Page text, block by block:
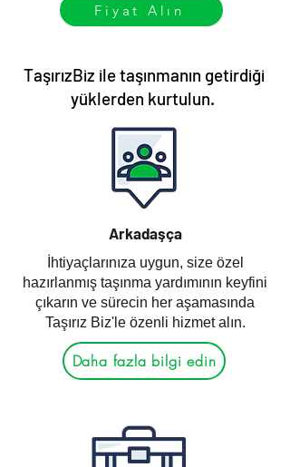
Fiyat Alın
TaşırızBiz ile taşınmanın getirdiği
yüklerden kurtulun.
Arkadaşça
İhtiyaçlarınıza uygun, size özel
hazırlanmış taşınma yardımının keyfini
çıkarın ve sürecin her aşamasında
Taşırız Biz'le özenli hizmet alın.
Daha fazla bilgi edin